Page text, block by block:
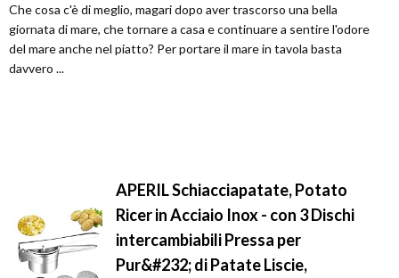
Che cosa c'è di meglio, magari dopo aver trascorso una bella
giornata di mare, che tornare a casa e continuare a sentire l'odore
del mare anche nel piatto? Per portare il mare in tavola basta
davvero ...
APERIL Schiacciapatate, Potato
Ricer in Acciaio Inox - con 3 Dischi
intercambiabili Pressa per
Pur&#232; di Patate Liscie,